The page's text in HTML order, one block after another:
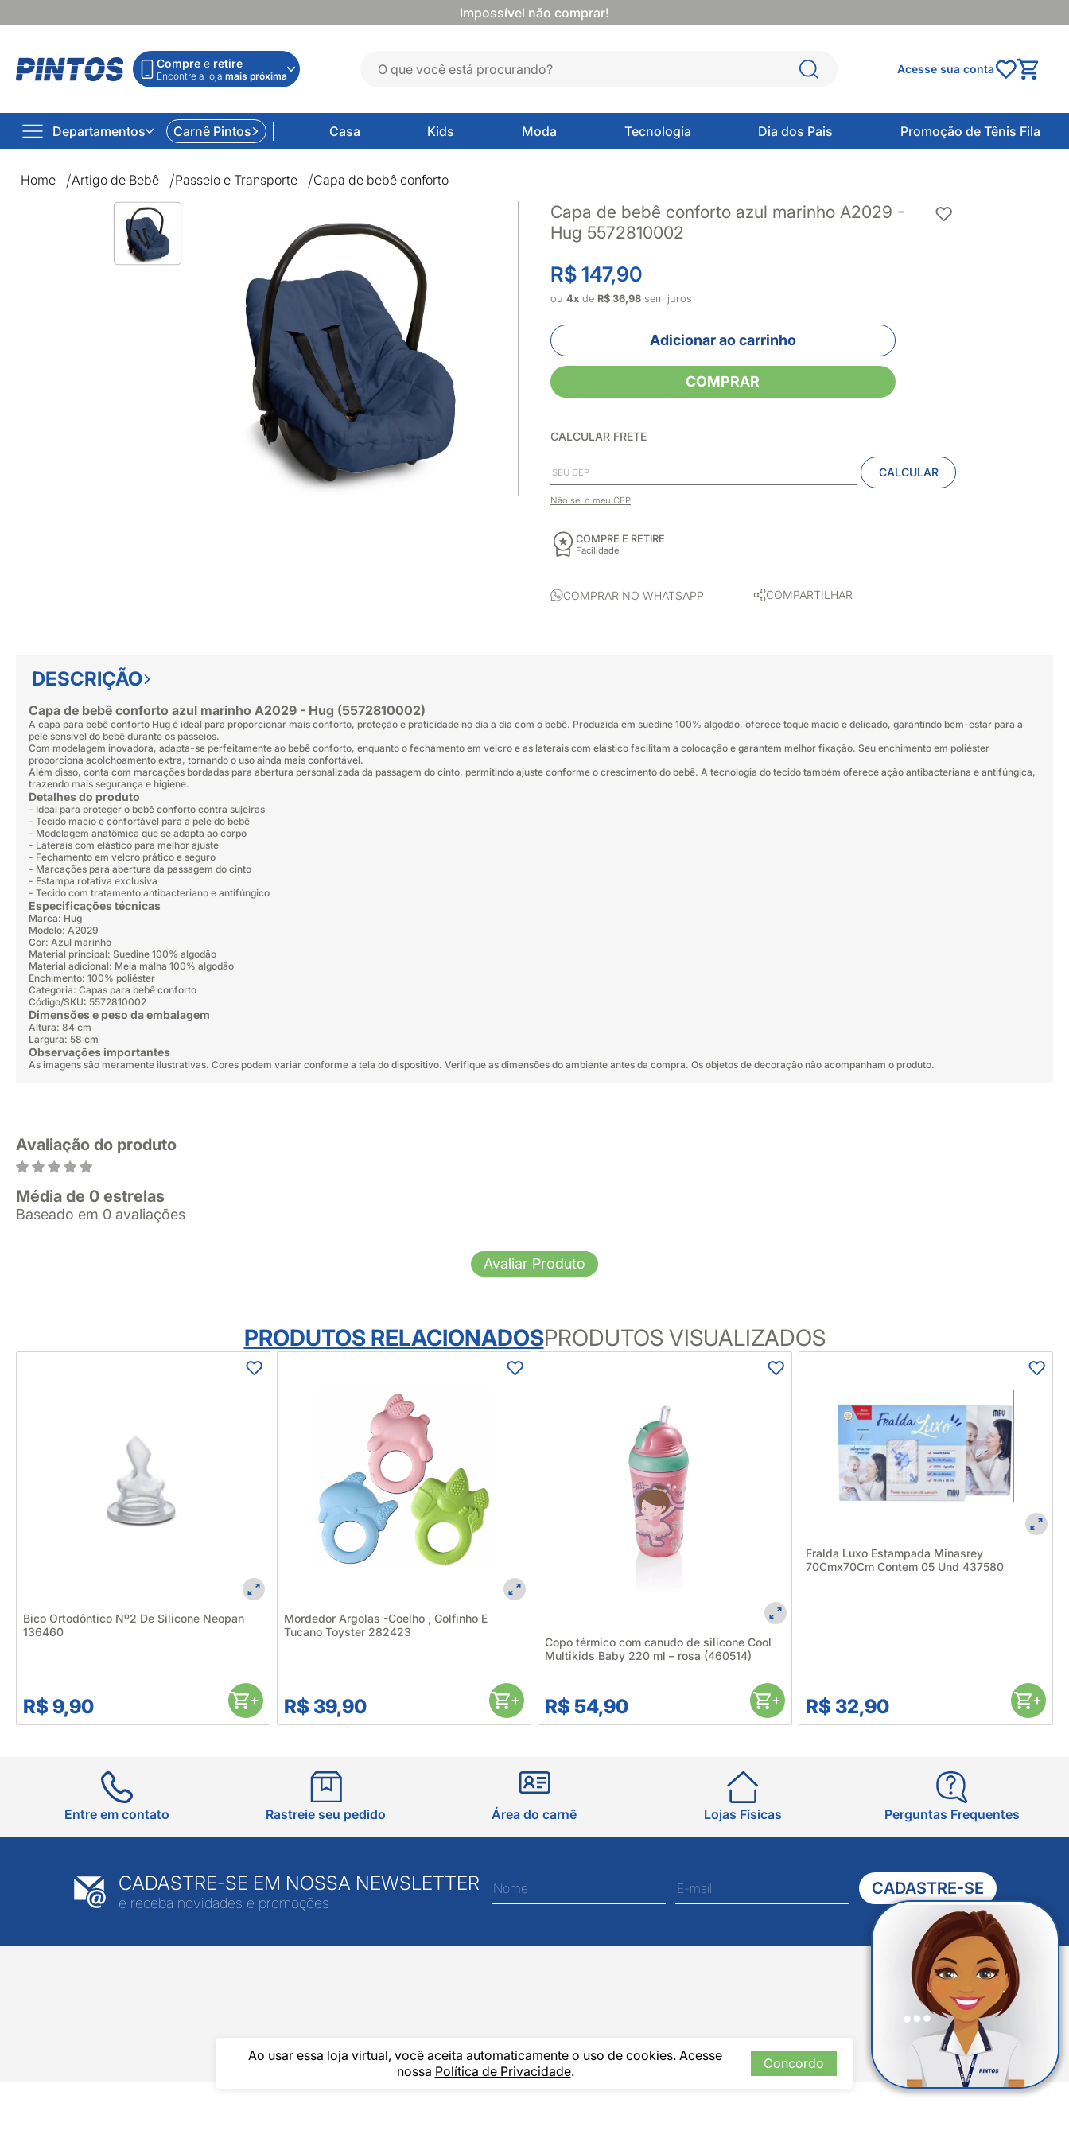
Impossível não comprar!
Compre e retire
Encontre a loja mais próxima
Acesse sua conta
Departamentos Carnê Pintos Casa Kids Moda Tecnologia Dia dos Pais Promoção de Tênis Fila
Home Artigo de Bebê Passeio e Transporte Capa de bebê conforto
Capa de bebê conforto azul marinho A2029 -
Hug 5572810002
R$ 147,90
ou 4x de R$ 36,98 sem juros
Adicionar ao carrinho
COMPRAR
CALCULAR FRETE
CALCULAR
Não sei o meu CEP
COMPRE E RETIRE
Facilidade
COMPRAR NO WHATSAPP COMPARTILHAR
DESCRIÇÃO
Capa de bebê conforto azul marinho A2029 - Hug (5572810002)
A capa para bebê conforto Hug é ideal para proporcionar mais conforto, proteção e praticidade no dia a dia com o bebê. Produzida em suedine 100% algodão, oferece toque macio e delicado, garantindo bem-estar para a
pele sensível do bebê durante os passeios.
Com modelagem inovadora, adapta-se perfeitamente ao bebê conforto, enquanto o fechamento em velcro e as laterais com elástico facilitam a colocação e garantem melhor fixação. Seu enchimento em poliéster
proporciona acolchoamento extra, tornando o uso ainda mais confortável.
Além disso, conta com marcações bordadas para abertura personalizada da passagem do cinto, permitindo ajuste conforme o crescimento do bebê. A tecnologia do tecido também oferece ação antibacteriana e antifúngica,
trazendo mais segurança e higiene.
Detalhes do produto
- Ideal para proteger o bebê conforto contra sujeiras
- Tecido macio e confortável para a pele do bebê
- Modelagem anatômica que se adapta ao corpo
- Laterais com elástico para melhor ajuste
- Fechamento em velcro prático e seguro
- Marcações para abertura da passagem do cinto
- Estampa rotativa exclusiva
- Tecido com tratamento antibacteriano e antifúngico
Especificações técnicas
Marca: Hug
Modelo: A2029
Cor: Azul marinho
Material principal: Suedine 100% algodão
Material adicional: Meia malha 100% algodão
Enchimento: 100% poliéster
Categoria: Capas para bebê conforto
Código/SKU: 5572810002
Dimensões e peso da embalagem
Altura: 84 cm
Largura: 58 cm
Observações importantes
As imagens são meramente ilustrativas. Cores podem variar conforme a tela do dispositivo. Verifique as dimensões do ambiente antes da compra. Os objetos de decoração não acompanham o produto.
Avaliação do produto
Média de 0 estrelas
Baseado em 0 avaliações
Avaliar Produto
PRODUTOS RELACIONADOSPRODUTOS VISUALIZADOS
Bico Ortodôntico Nº2 De Silicone Neopan
136460
R$ 9,90
Mordedor Argolas -Coelho , Golfinho E
Tucano Toyster 282423
R$ 39,90
Copo térmico com canudo de silicone Cool
Multikids Baby 220 ml – rosa (460514)
R$ 54,90
Fralda Luxo Estampada Minasrey
70Cmx70Cm Contem 05 Und 437580
R$ 32,90
Ao usar essa loja virtual, você aceita automaticamente o uso de cookies. Acesse
nossa Política de Privacidade. Concordo
Entre em contato Rastreie seu pedido Área do carnê Lojas Físicas Perguntas Frequentes
CADASTRE-SE EM NOSSA NEWSLETTER
e receba novidades e promoções
CADASTRE-SE
Verificada